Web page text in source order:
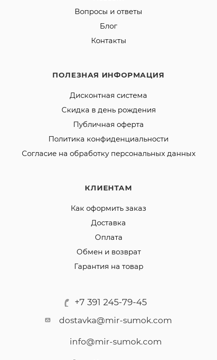
Вопросы и ответы
Блог
Контакты
ПОЛЕЗНАЯ ИНФОРМАЦИЯ
Дисконтная система
Скидка в день рождения
Публичная оферта
Политика конфиденциальности
Согласие на обработку персональных данных
КЛИЕНТАМ
Как оформить заказ
Доставка
Оплата
Обмен и возврат
Гарантия на товар
+7 391 245-79-45
dostavka@mir-sumok.com
info@mir-sumok.com